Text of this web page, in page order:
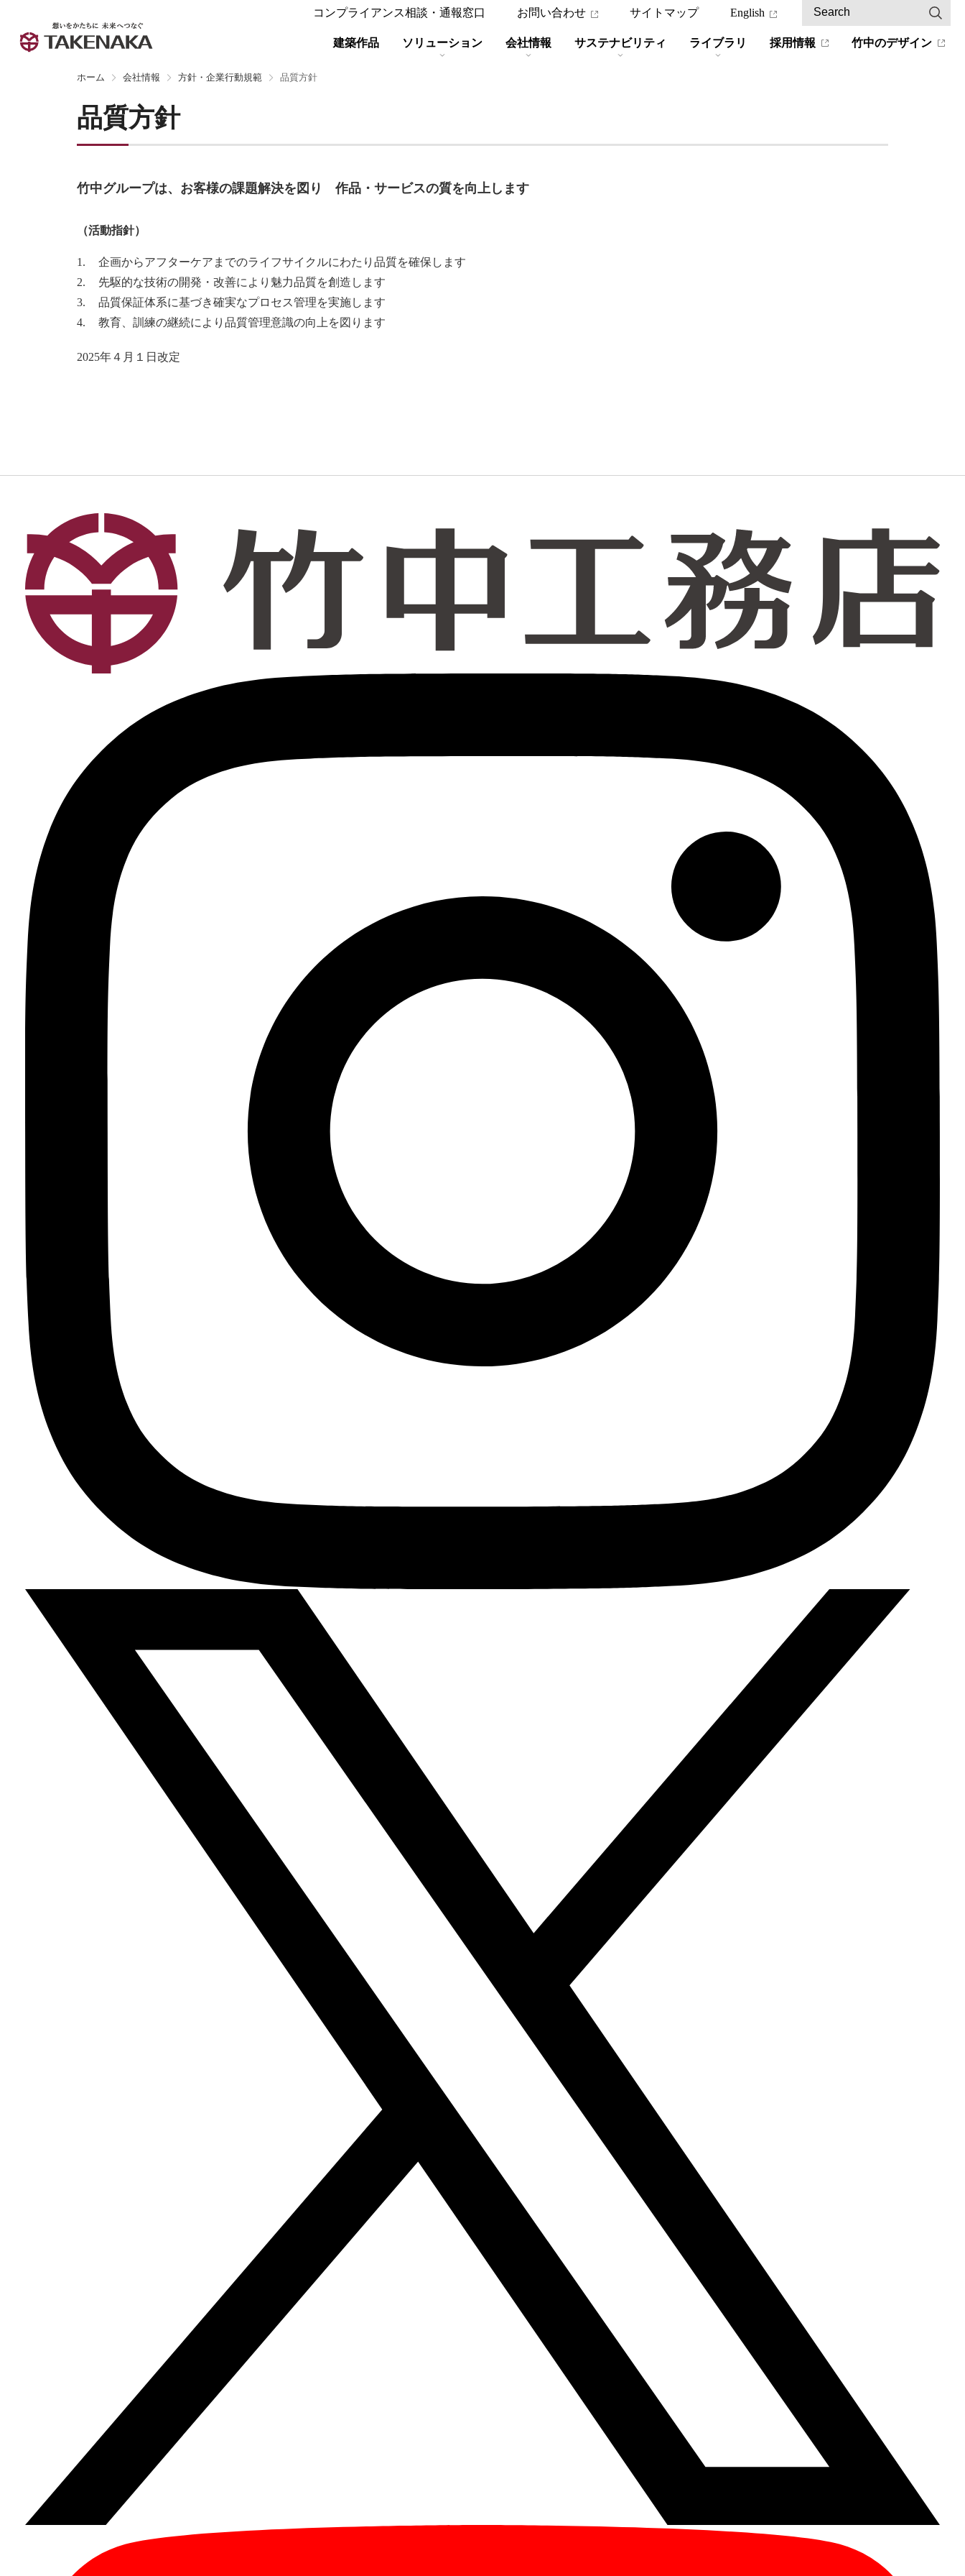
建築作品 ソリューション 会社情報 サステナビリティ ライブラリ 採用情報 竹中のデザイン
コンプライアンス相談・通報窓口 お問い合わせ サイトマップ English
ホーム 会社情報 方針・企業行動規範 品質方針
品質方針
竹中グループは、お客様の課題解決を図り 作品・サービスの質を向上します
（活動指針）
企画からアフターケアまでのライフサイクルにわたり品質を確保します
先駆的な技術の開発・改善により魅力品質を創造します
品質保証体系に基づき確実なプロセス管理を実施します
教育、訓練の継続により品質管理意識の向上を図ります
2025年４月１日改定